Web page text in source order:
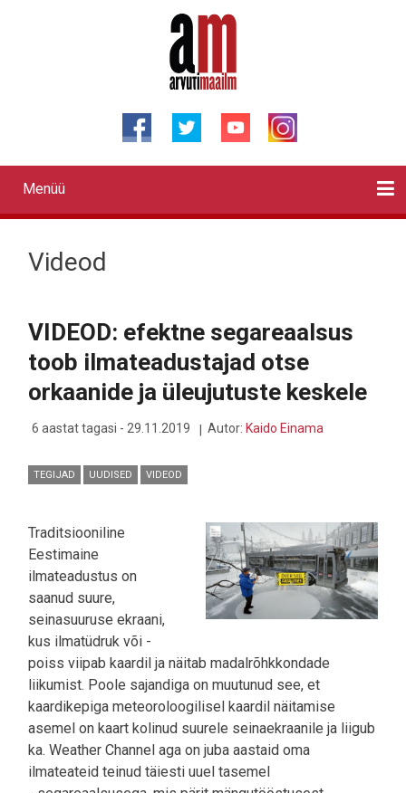
Primary
links
Menüü
Videod
VIDEOD: efektne segareaalsus
toob ilmateadustajad otse
orkaanide ja üleujutuste keskele
6 aastat tagasi - 29.11.2019 Autor: Kaido Einama
TEGIJAD UUDISED VIDEOD
Traditsiooniline
Eestimaine
ilmateadustus on
saanud suure,
seinasuuruse ekraani,
kus ilmatüdruk või -
poiss viipab kaardil ja näitab madalrõhkkondade
liikumist. Poole sajandiga on muutunud see, et
kaardikepiga meteoroloogilisel kaardil näitamise
asemel on kaart kolinud suurele seinaekraanile ja liigub
ka. Weather Channel aga on juba aastaid oma
ilmateateid teinud täiesti uuel tasemel